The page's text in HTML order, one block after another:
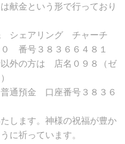
献金という形で行っており
シェアリング チャーチ
番号３８３６６４８１
外の方は 店名０９８（ゼ
通預金 口座番号３８３６
します。神様の祝福が豊か
に祈っています。